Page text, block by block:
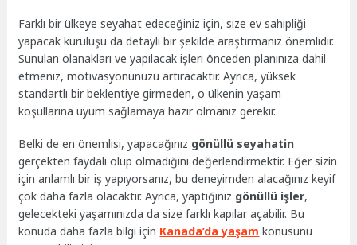
Farklı bir ülkeye seyahat edeceğiniz için, size ev sahipliği
yapacak kuruluşu da detaylı bir şekilde araştırmanız önemlidir.
Sunulan olanakları ve yapılacak işleri önceden planınıza dahil
etmeniz, motivasyonunuzu artıracaktır. Ayrıca, yüksek
standartlı bir beklentiye girmeden, o ülkenin yaşam
koşullarına uyum sağlamaya hazır olmanız gerekir.
Belki de en önemlisi, yapacağınız gönüllü seyahatin
gerçekten faydalı olup olmadığını değerlendirmektir. Eğer sizin
için anlamlı bir iş yapıyorsanız, bu deneyimden alacağınız keyif
çok daha fazla olacaktır. Ayrıca, yaptığınız gönüllü işler,
gelecekteki yaşamınızda da size farklı kapılar açabilir. Bu
konuda daha fazla bilgi için Kanada’da yaşam konusunu